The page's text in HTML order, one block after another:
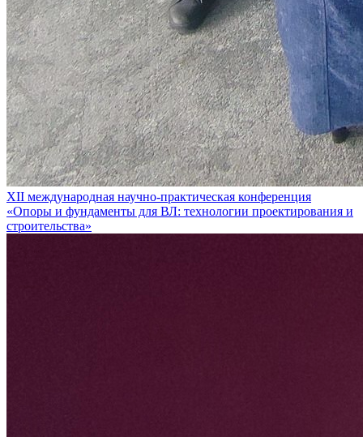
XII международная научно-практическая конференция
«Опоры и фундаменты для ВЛ: технологии проектирования и
строительства»